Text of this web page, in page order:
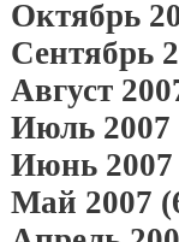
Октябрь
Сентябрь
Август
Июль 2007
Июнь 2007
Май 2007